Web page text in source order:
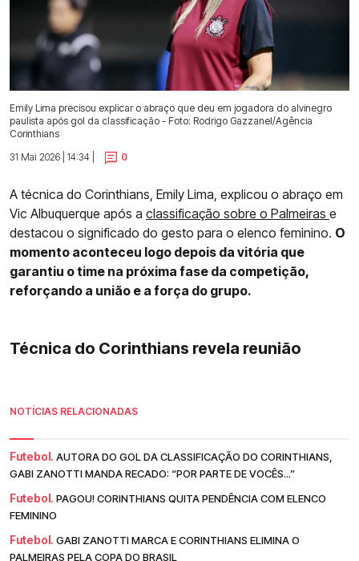
Emily Lima precisou explicar o abraço que deu em jogadora do alvinegro
paulista após gol da classificação - Foto: Rodrigo Gazzanel/Agência
Corinthians
31 Mai 2026 | 14:34 |
0
A técnica do Corinthians, Emily Lima, explicou o abraço em
Vic Albuquerque após a classificação sobre o Palmeiras e
destacou o significado do gesto para o elenco feminino. O
momento aconteceu logo depois da vitória que
garantiu o time na próxima fase da competição,
reforçando a união e a força do grupo.
Técnica do Corinthians revela reunião
NOTÍCIAS RELACIONADAS
Futebol. AUTORA DO GOL DA CLASSIFICAÇÃO DO CORINTHIANS,
GABI ZANOTTI MANDA RECADO: “POR PARTE DE VOCÊS...”
Futebol. PAGOU! CORINTHIANS QUITA PENDÊNCIA COM ELENCO
FEMININO
Futebol. GABI ZANOTTI MARCA E CORINTHIANS ELIMINA O
PALMEIRAS PELA COPA DO BRASIL